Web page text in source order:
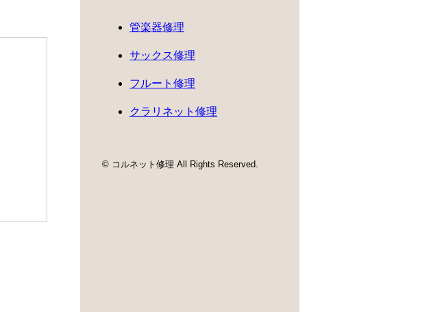
管楽器修理
サックス修理
フルート修理
クラリネット修理
© コルネット修理 All Rights Reserved.